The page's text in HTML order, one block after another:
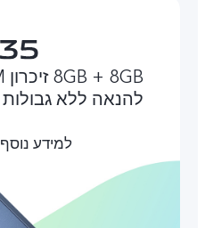
להנאה ללא גבולות
למידע נוסף